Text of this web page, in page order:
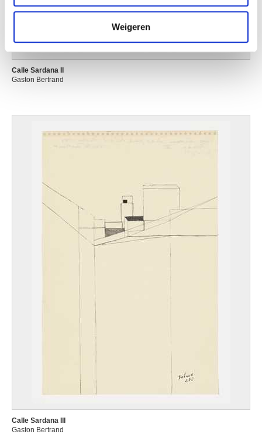
verzameld op basis van uw gebruik van hun services.
Weigeren
Calle Sardana II
Gaston Bertrand
Calle Sardana III
Gaston Bertrand